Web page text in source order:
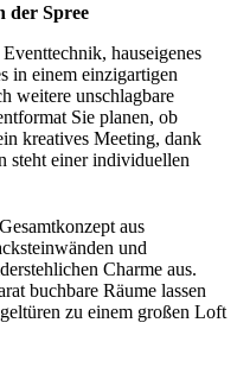
der Spree
hauseigenes
in einem einzigartigen
weitere unschlagbare
Sie planen, ob
kreatives Meeting, dank
steht einer individuellen
aus
und
Charme aus.
buchbare Räume lassen
zu einem großen Loft